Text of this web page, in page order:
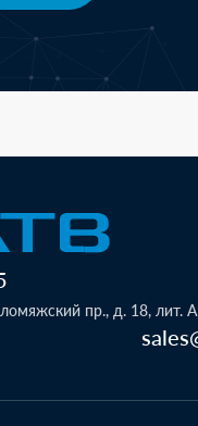
пр., д. 18, лит.